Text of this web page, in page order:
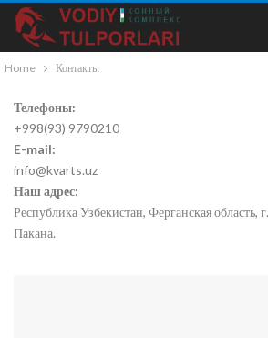
Home Контакты
Телефоны:
+998(93) 9790210
E-mail:
info@kvarts.uz
Наш адрес:
Республика Узбекистан, Ферганская
Пакана.